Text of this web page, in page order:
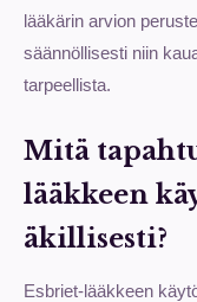
lääkärin arvion
säännöllisesti niin
tarpeellista.
Mitä
lääkkeen
äkillisesti?
Esbriet-lääkkeen